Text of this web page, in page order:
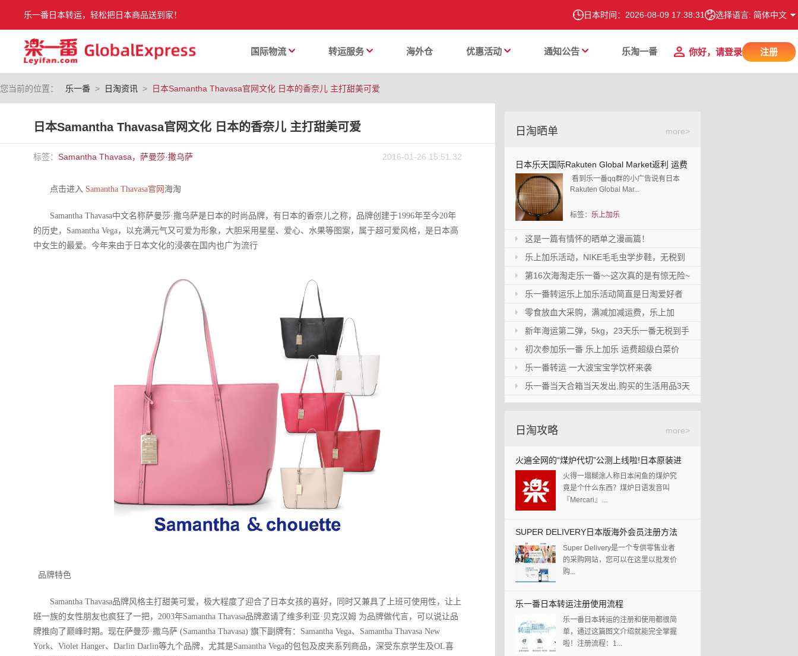
乐一番日本转运，轻松把日本商品送到家！ 日本时间： 2026-08-09 17:38:32 选择语言: 简体中文
国际物流 转运服务 海外仓 优惠活动 通知公告 乐淘一番 你好，请登录 注册
您当前的位置： 乐一番 > 日淘资讯 > 日本Samantha Thavasa官网文化 日本的香奈儿 主打甜美可爱
日本Samantha Thavasa官网文化 日本的香奈儿 主打甜美可爱
标签： Samantha Thavasa，萨曼莎·撒乌萨 2016-01-26 15:51:32
点击进入 Samantha Thavasa官网 海淘
Samantha Thavasa中文名称萨曼莎·撒乌萨是日本的时尚品牌，有日本的香奈儿之称，品牌创建于1996年至今20年
的历史，Samantha Vega，以充满元气又可爱为形象，大胆采用星星、爱心、水果等图案，属于超可爱风格，是日本高
中女生的最爱。今年来由于日本文化的浸袭在国内也广为流行
品牌特色
Samantha Thavasa品牌风格主打甜美可爱，极大程度了迎合了日本女孩的喜好，同时又兼具了上班可使用性，让上
班一族的女性朋友也疯狂了一把，2003年Samantha Thavasa品牌邀请了维多利亚·贝克汉姆 为品牌做代言，可以说让品
牌推向了巅峰时期。现在萨曼莎·撒乌萨 (Samantha Thavasa) 旗下副牌有：Samantha Vega、Samantha Thavasa New
York、Violet Hanger、Darlin Darlin等九个品牌，尤其是Samantha Vega的包包及皮夹系列商品，深受东京学生及OL喜
日淘晒单
more>
费再折扣 运费0元
日本乐天国际Rakuten Global Market返利 运费
再折扣 运费0元看到乐一番qq群的小广告说有日本
Rakuten Global Mar...
标签： 乐上加乐
这是一篇有情怀的晒单之漫画篇！
这是一篇有情怀的晒单之漫画篇！
楼主是80后独生子女一枚，邻里之间
也木有同龄的小盆友，每天放学后写
完作业就是打...
标签： 日淘 日淘漫画
乐上加乐活动，NIKE毛毛虫学步鞋，无税到
手哦！
乐上加乐活动，NIKE毛毛虫学步鞋，无税到手
哦！
通过乐一番转运第一次就碰上了乐上
加乐活动，真的好划算哦。给宝宝淘
的毛毛虫，今年新...
标签：
毛毛虫
学步
鞋
日淘 乐一番
第16次海淘走乐一番~~这次真的是有惊无险~
无税到手
第16次海淘走乐一番~~这次真的是有惊无险~无
税到手
1.首先还是物流信息2.这次需要好好的
夸一夸！因为我事先不清楚防晒喷雾
是禁运的，...
标签：夏季必备 驱蚊 防晒
乐一番转运乐上加乐活动简直是日淘爱好者
的福音！
乐一番转运乐上加乐活动简直是日淘爱好者的福
音！
自从日元汇率走高后，日淘的频次越
来越低，不过乐一番转运和日本乐天
联合推出的乐上加...
标签： 晒单 乐上加乐
贝亲
尿不湿
零食放血大采购，满减加减运费，乐上加
乐！
零食放血大采购，满减加减运费，乐上加乐！
自从朋友结婚时吃到了日本的白色
恋人饼干后再也忘不了那...
标签： 晒单 零食
乐上加乐
免运费
白色恋人
六花亭
Royce
新年海运第二弹，5kg，23天乐一番无税到手
新年海运第二弹，5kg，23天乐一番无税到手
本文来自乐一番会员谢辉发布在乐一
番日淘值得买的晒单。http://guide.l...
初次参加乐一番 乐上加乐 运费超级白菜价
（乐上加乐运费减免活动）
初次参加乐一番 乐上加乐 运费超级白菜价 （乐
上加乐运费减免活动）之前用的dhc唇膏和牙膏还有姨妈巾用
完了。要补货补货补货！最近汇率都
不美丽。所以...
乐一番转运 一大波宝宝学饮杯来袭
乐一番转运 一大波宝宝学饮杯来袭
乐一番当天合箱当天发出,购买的生活用品3天
就到货了
乐一番当天合箱当天发出,购买的生活用品3天就
货，乐一番也是当天合箱当天发
标签：
乐一番
日淘攻略 more>
火遍全网的“煤炉代切”公测上线啦!日本原装进
口,你还犹豫什么?
火得一塌糊涂人称日本闲鱼的煤炉究
竟是个什么东西？煤炉日语发音叫
『Mercari』...
SUPER DELIVERY日本版海外会员注册方法
Super Delivery是一个专供零售业者
的采购网站，您可以在这里以批发价
购...
乐一番日本转运注册使用流程
乐一番日本转运的注册和使用都很简
单，通过这篇图文介绍就能完全掌握
啦！注册流程：1...